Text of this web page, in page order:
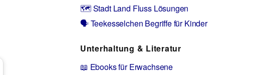
🗺️ Stadt Land Fluss Lösungen
🗣️ Teekesselchen Begriffe für Kinder
Unterhaltung & Literatur
📖 Ebooks für Erwachsene